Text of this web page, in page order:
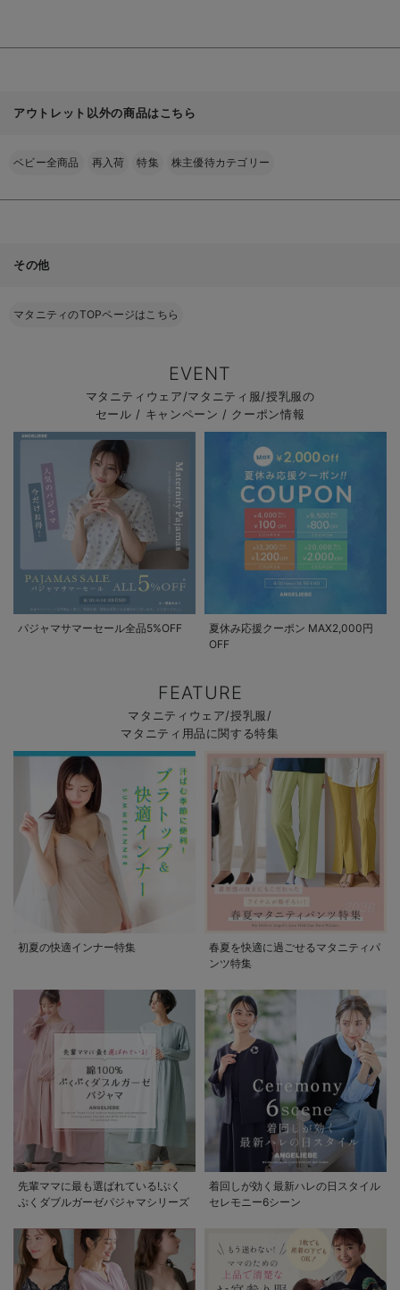
アウトレット以外の商品はこちら
ベビー全商品 再入荷 特集 株主優待カテゴリー
その他
マタニティのTOPページはこちら
EVENT
マタニティウェア/マタニティ服/授乳服の
セール / キャンペーン / クーポン情報
パジャマサマーセール全品5%OFF
夏休み応援クーポン MAX2,000円
OFF
FEATURE
マタニティウェア/授乳服/
マタニティ用品に関する特集
初夏の快適インナー特集
春夏を快適に過ごせるマタニティパ
ンツ特集
先輩ママに最も選ばれている!ぷく
ぷくダブルガーゼパジャマシリーズ
着回しが効く最新ハレの日スタイル
セレモニー6シーン